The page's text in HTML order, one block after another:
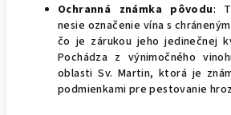
Ochranná známka pôvodu:
nesie označenie vína s
čo je zárukou jeho jedinečnej
Pochádza z výnimočného
oblasti Sv. Martin, ktorá je
podmienkami pre pestovanie